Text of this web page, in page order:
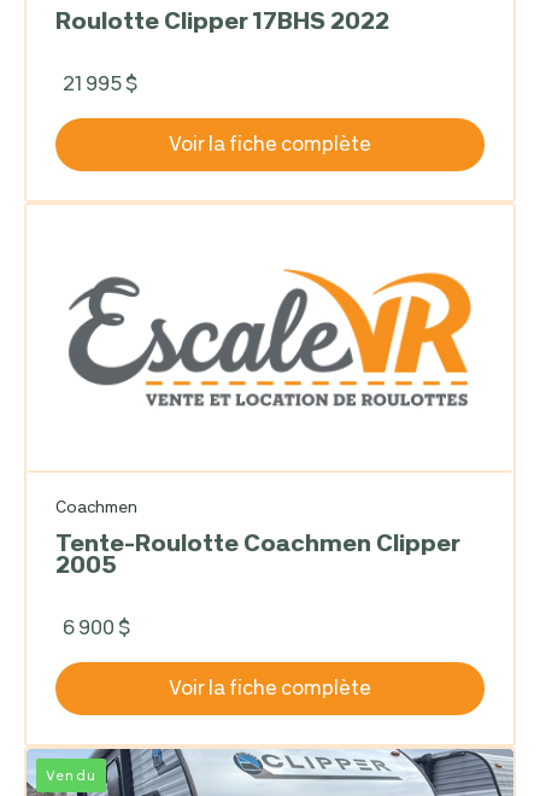
Roulotte Clipper 17BHS 2022
21 995 $
Voir la fiche complète
Coachmen
Tente-Roulotte Coachmen Clipper
2005
6 900 $
Voir la fiche complète
Vendu